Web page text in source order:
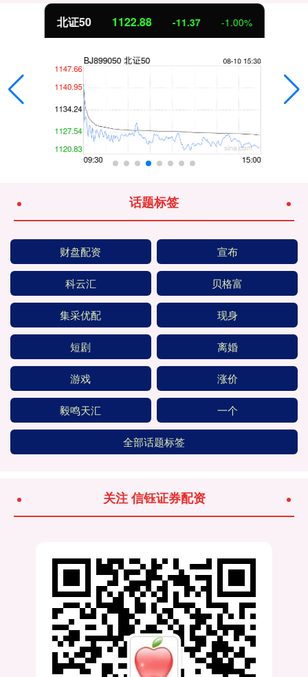
北证50 1122.88 -11.37 -1.00%
话题标签
财盘配资 宣布
科云汇 贝格富
集采优配 现身
短剧 离婚
游戏 涨价
毅鸣天汇 一个
全部话题标签
关注 信钰证券配资